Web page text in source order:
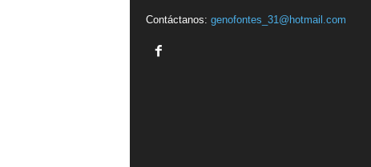
Contáctanos: genofontes_31@hotmail.com